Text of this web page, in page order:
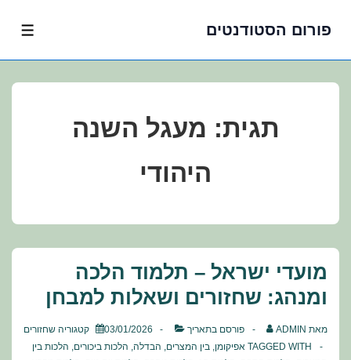
פורום הסטודנטים
תגית: מעגל השנה
היהודי
מועדי ישראל – תלמוד הלכה
ומנהג: שחזורים ושאלות למבחן
מאת ADMIN פורסם בתאריך 03/01/2026 קטגוריה שחזורים
TAGGED WITH אפיקומן, בין המצרים, הבדלה, הלכות ביכורים, הלכות בין